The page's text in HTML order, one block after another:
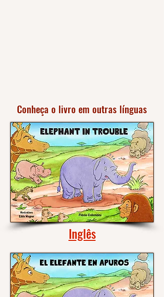
Conheça o livro em outras línguas
Inglês